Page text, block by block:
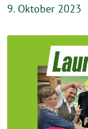
9. Oktober 2023